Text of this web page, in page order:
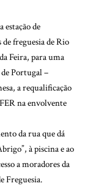
de
freguesia de Rio
Feira, para uma
Portugal –
a requalificação
na envolvente
da rua que dá
à piscina e ao
a moradores da
Freguesia.